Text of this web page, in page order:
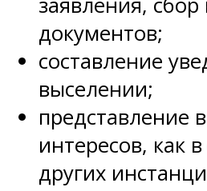
документов;
составление
выселении;
представление
интересов, как
других